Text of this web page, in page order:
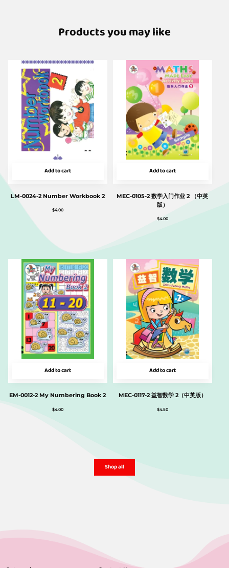
Products you may like
Add to cart
LM-0024-2 Number Workbook 2
$4.00
Add to cart
MEC-0105-2 数学入门作业 2 （中英
版）
$4.00
Add to cart
EM-0012-2 My Numbering Book 2
$4.00
Add to cart
MEC-0117-2 益智数学 2（中英版）
$4.50
Shop all